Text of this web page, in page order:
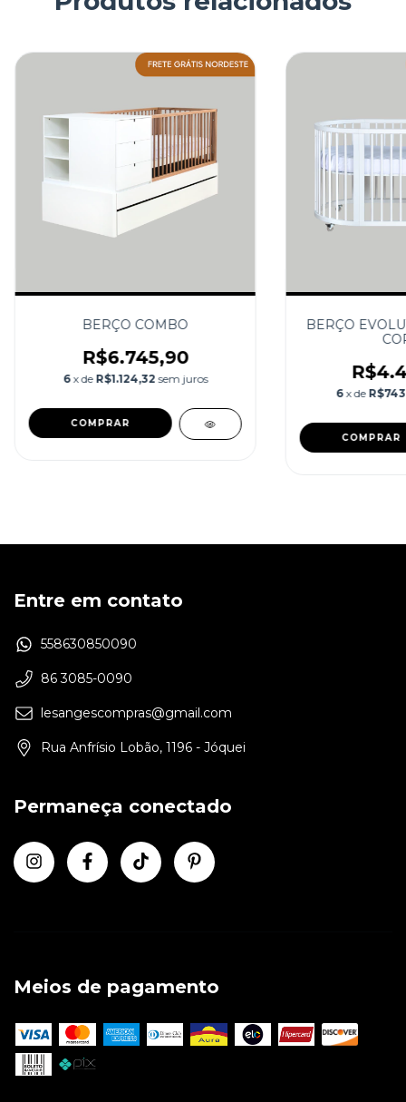
BERÇO COMBO
R$6.745,90
6 x de R$1.124,32 sem juros
COMPRAR
BERÇO
6 x de
COMPRAR
Entre em contato
558630850090
86 3085-0090
lesangescompras@gmail.com
Rua Anfrísio Lobão, 1196 - Jóquei
Permaneça conectado
Meios de pagamento